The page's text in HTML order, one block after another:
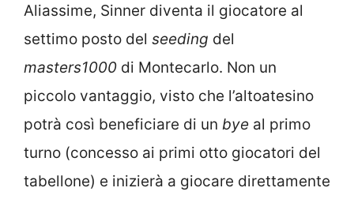
Aliassime, Sinner diventa il giocatore al
settimo posto del seeding del
masters1000 di Montecarlo. Non un
piccolo vantaggio, visto che l’altoatesino
potrà così beneficiare di un bye al primo
turno (concesso ai primi otto giocatori del
tabellone) e inizierà a giocare direttamente